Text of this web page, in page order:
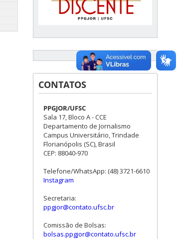
CONTATOS
PPGJOR/UFSC
Sala 17, Bloco A - CCE
Departamento de Jornalismo
Campus Universitário, Trindade
Florianópolis (SC), Brasil
CEP: 88040-970
Telefone/WhatsApp: (48) 3721-6610
Instagram
Secretaria:
ppgjor@contato.ufsc.br
Comissão de Bolsas:
bolsas.ppgjor@contato.ufsc.br